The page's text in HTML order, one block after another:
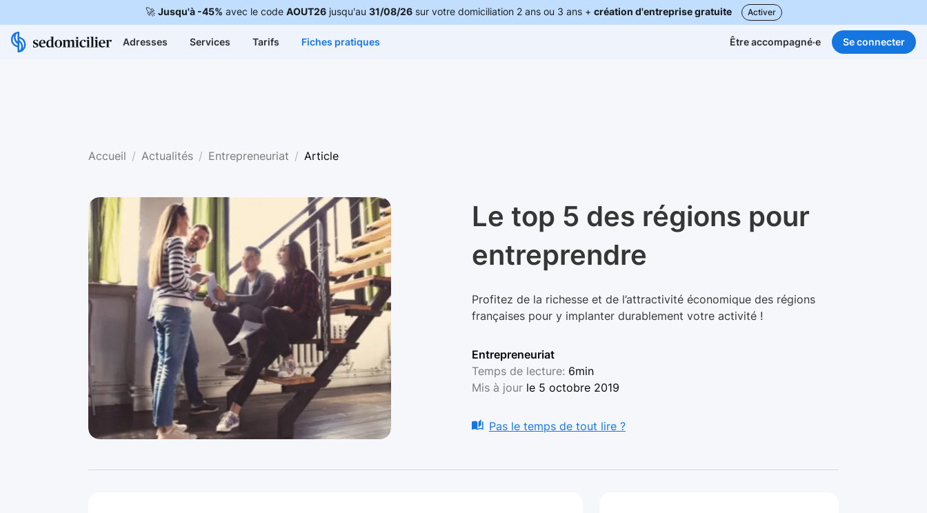
🚀 Jusqu'à -45% avec le code AOUT26jusqu'au 31/08/26sur votre domiciliation 2 ans ou 3 ans + création d'entreprise gratuite Activer
Adresses Services Tarifs Fiches pratiques Être accompagné·e Se connecter
Accueil Actualités Entrepreneuriat Article
Le top 5 des régions pour
entreprendre
Profitez de la richesse et de l’attractivité économique des régions
françaises pour y implanter durablement votre activité !
Entrepreneuriat
Temps de lecture: 6min
Mis à jour le 5 octobre 2019
Pas le temps de tout lire ?